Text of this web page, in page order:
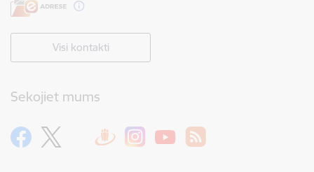
Visi kontakti
Sekojiet mums